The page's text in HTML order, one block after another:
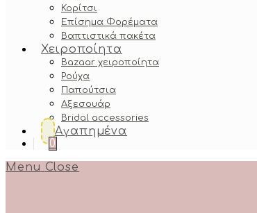
Κορίτσι
Επίσημα Φορέματα
Βαπτιστικά πακέτα
Χειροποίητα
Bazaar χειροποίητα
Ρούχα
Παπούτσια
Αξεσουάρ
Bridal accessories
Αγαπημένα
0
Menu Close